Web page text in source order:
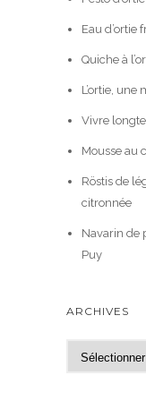
Eau d’ortie
Quiche à
L’ortie,
Vivre
Mousse au
Röstis de
citronnée
Navarin de
Puy
ARCHIVES
r